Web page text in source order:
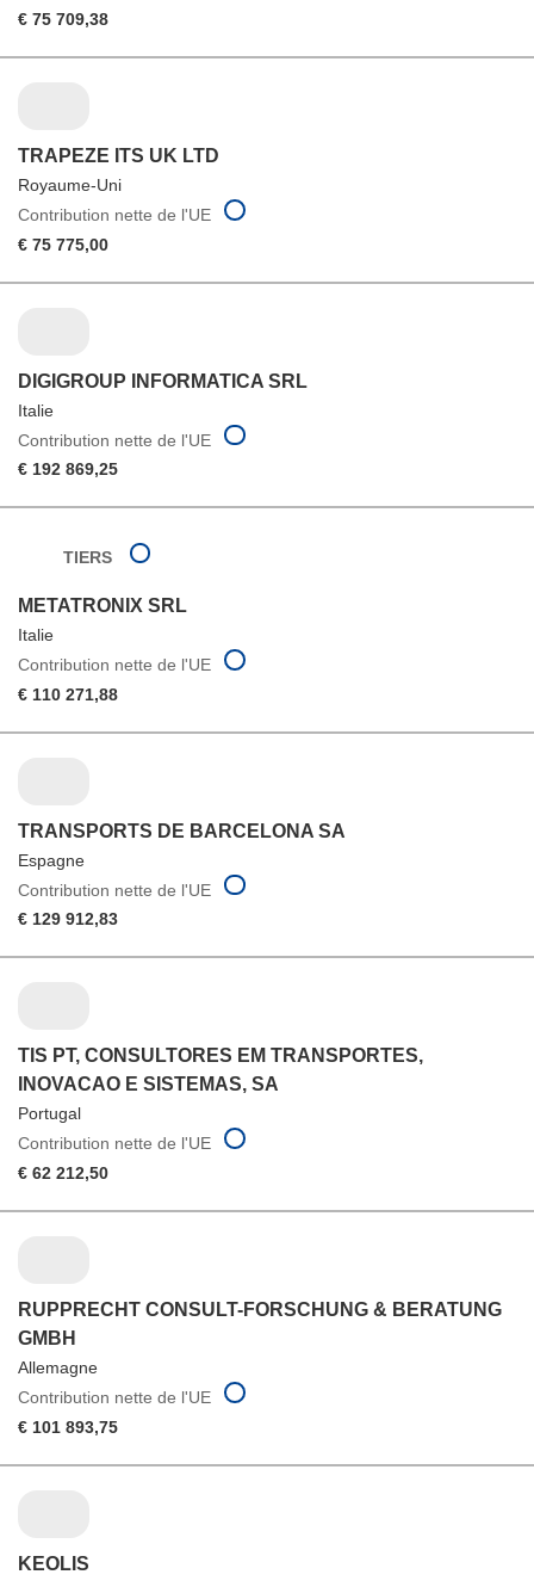
€ 75 709,38
TRAPEZE ITS UK LTD
Royaume-Uni
Contribution nette de l'UE
€ 75 775,00
DIGIGROUP INFORMATICA SRL
Italie
Contribution nette de l'UE
€ 192 869,25
TIERS
METATRONIX SRL
Italie
Contribution nette de l'UE
€ 110 271,88
TRANSPORTS DE BARCELONA SA
Espagne
Contribution nette de l'UE
€ 129 912,83
TIS PT, CONSULTORES EM TRANSPORTES,
INOVACAO E SISTEMAS, SA
Portugal
Contribution nette de l'UE
€ 62 212,50
RUPPRECHT CONSULT-FORSCHUNG & BERATUNG
GMBH
Allemagne
Contribution nette de l'UE
€ 101 893,75
KEOLIS